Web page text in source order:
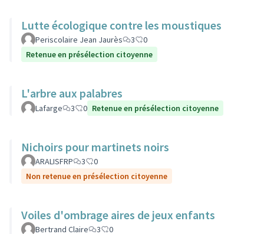
Lutte écologique contre les moustiques
Periscolaire Jean Jaurès 3
0
Retenue en présélection citoyenne
L'arbre aux palabres
Lafarge 3 0 Retenue en présélection citoyenne
Nichoirs pour martinets noirs
ARALISFRP 3
0
Non retenue en présélection citoyenne
Voiles d'ombrage aires de jeux enfants
Bertrand Claire 3
0